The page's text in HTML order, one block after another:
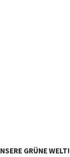
GRÜNE WELT!